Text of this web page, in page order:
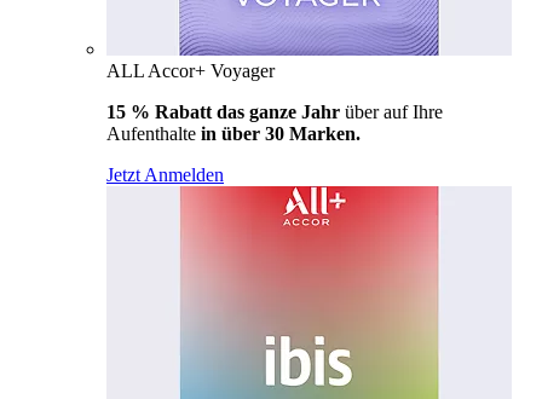
ALL Accor+ Voyager
15 % Rabatt das ganze Jahr über auf Ihre
Aufenthalte in über 30 Marken.
Jetzt Anmelden